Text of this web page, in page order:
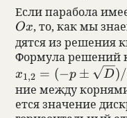
Если пара­бола
Ox
Ox, то, как мы
дятся из реше­ния
Формула реше­ний
x_{1,2}=(-p\pm
x1,2 = (−p ± D)
ние между
ется зна­че­ние